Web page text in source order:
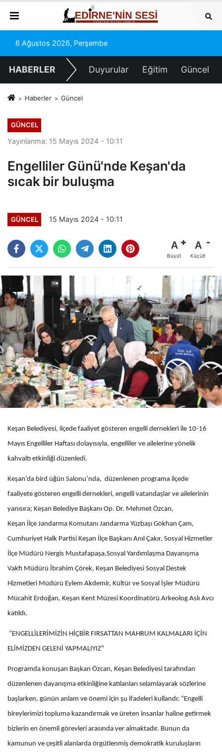
6 Ağustos 2026, Perşembe
HABERLER Duyurular Eğitim Güncel
Haberler Güncel
GÜNCEL
Yayınlanma: 15 Mayıs 2024 - 10:11
Engelliler Günü'nde Keşan'da
sıcak bir buluşma
GÜNCEL 15 Mayıs 2024 - 10:11
A
Büyüt
A
Küçült
Keşan Belediyesi, ilçede faaliyet gösteren engelli dernekleri ile 10-16
Mayıs Engelliler Haftası dolayısıyla, engelliler ve ailelerine yönelik
kahvaltı etkinliği düzenledi.
Keşan’da bird üğün Salonu’nda, düzenlenen programa ilçede
faaliyete gösteren engelli dernekleri, engelli vatandaşlar ve ailelerinin
yanısıra; Keşan Belediye Başkanı Op. Dr. Mehmet Özcan,
Keşan İlçe Jandarma Komutanı Jandarma Yüzbaşı Gökhan Çam,
Cumhuriyet Halk Partisi Keşan İlçe Başkanı Anıl Çakır, Sosyal Hizmetler
İlçe Müdürü Nergis Mustafapaşa,Sosyal Yardımlaşma Dayanışma
Vakfı Müdürü İbrahim Çörek, Keşan Belediyesi Sosyal Destek
Hizmetleri Müdürü Eylem Akdemir, Kültür ve Sosyal İşler Müdürü
Mücahit Erdoğan, Keşan Kent Müzesi Koordinatörü Arkeolog Aslı Avcı
katıldı.
“ENGELLİLERİMİZİN HİÇBİR FIRSATTAN MAHRUM KALMALARI İÇİN
ELİMİZDEN GELENİ YAPMALIYIZ”
Programda konuşan Başkan Özcan, Keşan Belediyesi tarafından
düzenlenen dayanışma etkinliğine katılanları selamlayarak sözlerine
başlarken, günün anlam ve önemi için şu ifadeleri kullandı: “Engelli
bireylerimizi topluma kazandırmak ve üreten insanlar haline getirmek
bizlerin en önemli görevleri arasında yer almaktadır. Bunun da
kamunun ve çeşitli alanlarda örgütlenmiş demokratik kuruluşların